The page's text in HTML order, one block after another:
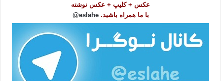
عکس + کلیپ + عکس نوشته
با ما همراه باشید. eslahe@